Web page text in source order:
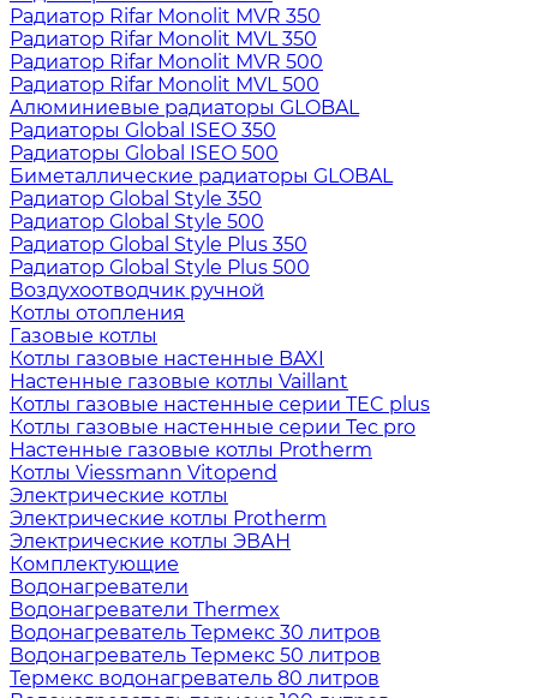
Радиатор Rifar Monolit MVR 350
Радиатор Rifar Monolit MVL 350
Радиатор Rifar Monolit MVR 500
Радиатор Rifar Monolit MVL 500
Алюминиевые радиаторы GLOBAL
Радиаторы Global ISEO 350
Радиаторы Global ISEO 500
Биметаллические радиаторы GLOBAL
Радиатор Global Style 350
Радиатор Global Style 500
Радиатор Global Style Plus 350
Радиатор Global Style Plus 500
Воздухоотводчик ручной
Котлы отопления
Газовые котлы
Котлы газовые настенные BAXI
Настенные газовые котлы Vaillant
Котлы газовые настенные серии TEC plus
Котлы газовые настенные серии Tec pro
Настенные газовые котлы Protherm
Котлы Viessmann Vitopend
Электрические котлы
Электрические котлы Protherm
Электрические котлы ЭВАН
Комплектующие
Водонагреватели
Водонагреватели Thermex
Водонагреватель Термекс 30 литров
Водонагреватель Термекс 50 литров
Термекс водонагреватель 80 литров